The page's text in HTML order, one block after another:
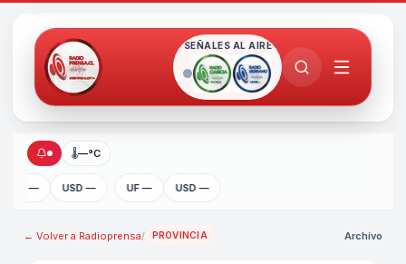
SEÑALES AL AIRE
🌡—°C
UF — USD — UF — USD —
← Volver a Radioprensa/ PROVINCIA Archivo